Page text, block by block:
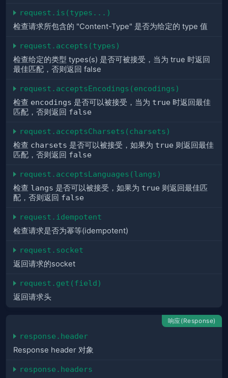
request.is(types...)
检查请求所包含的 "Content-Type" 是否为给定的 type 值
request.accepts(types)
检查给定的类型 types(s) 是否可被接受，当为 true 时返回
最佳匹配，否则返回 false
request.acceptsEncodings(encodings)
检查 encodings 是否可以被接受，当为 true 时返回最佳
匹配，否则返回 false
request.acceptsCharsets(charsets)
检查 charsets 是否可以被接受，如果为 true 则返回最佳
匹配，否则返回 false
request.acceptsLanguages(langs)
检查 langs 是否可以被接受，如果为 true 则返回最佳匹
配，否则返回 false
request.idempotent
检查请求是否为幂等(idempotent)
request.socket
返回请求的socket
request.get(field)
返回请求头
响应(Response)
response.header
Response header 对象
response.headers